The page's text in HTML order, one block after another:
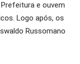
e ouvem
Logo após, os
Russomano